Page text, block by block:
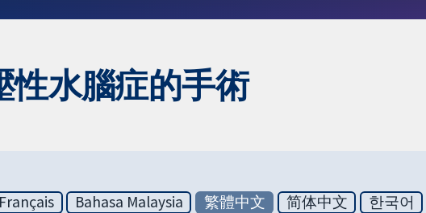
性水腦症的手術
Français Bahasa Malaysia 繁體中文 简体中文 한국어